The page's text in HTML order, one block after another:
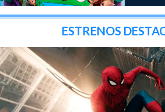
ESTRENOS